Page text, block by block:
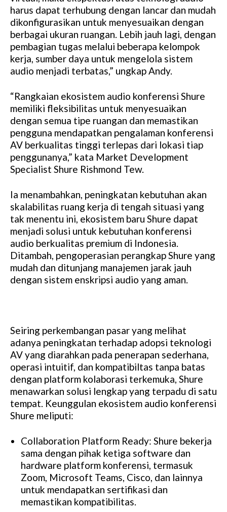
harus dapat terhubung dengan lancar dan mudah
dikonfigurasikan untuk menyesuaikan dengan
berbagai ukuran ruangan. Lebih jauh lagi, dengan
pembagian tugas melalui beberapa kelompok
kerja, sumber daya untuk mengelola sistem
audio menjadi terbatas,” ungkap Andy.
“Rangkaian ekosistem audio konferensi Shure
memiliki fleksibilitas untuk menyesuaikan
dengan semua tipe ruangan dan memastikan
pengguna mendapatkan pengalaman konferensi
AV berkualitas tinggi terlepas dari lokasi tiap
penggunanya,” kata Market Development
Specialist Shure Rishmond Tew.
Ia menambahkan, peningkatan kebutuhan akan
skalabilitas ruang kerja di tengah situasi yang
tak menentu ini, ekosistem baru Shure dapat
menjadi solusi untuk kebutuhan konferensi
audio berkualitas premium di Indonesia.
Ditambah, pengoperasian perangkap Shure yang
mudah dan ditunjang manajemen jarak jauh
dengan sistem enskripsi audio yang aman.
Seiring perkembangan pasar yang melihat
adanya peningkatan terhadap adopsi teknologi
AV yang diarahkan pada penerapan sederhana,
operasi intuitif, dan kompatibiltas tanpa batas
dengan platform kolaborasi terkemuka, Shure
menawarkan solusi lengkap yang terpadu di satu
tempat. Keunggulan ekosistem audio konferensi
Shure meliputi:
Collaboration Platform Ready: Shure bekerja
sama dengan pihak ketiga software dan
hardware platform konferensi, termasuk
Zoom, Microsoft Teams, Cisco, dan lainnya
untuk mendapatkan sertifikasi dan
memastikan kompatibilitas.